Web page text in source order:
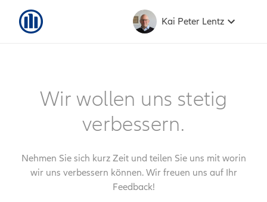
Kai Peter Lentz
Wir wollen uns stetig
verbessern.
Nehmen Sie sich kurz Zeit und teilen Sie uns mit worin
wir uns verbessern können. Wir freuen uns auf Ihr
Feedback!